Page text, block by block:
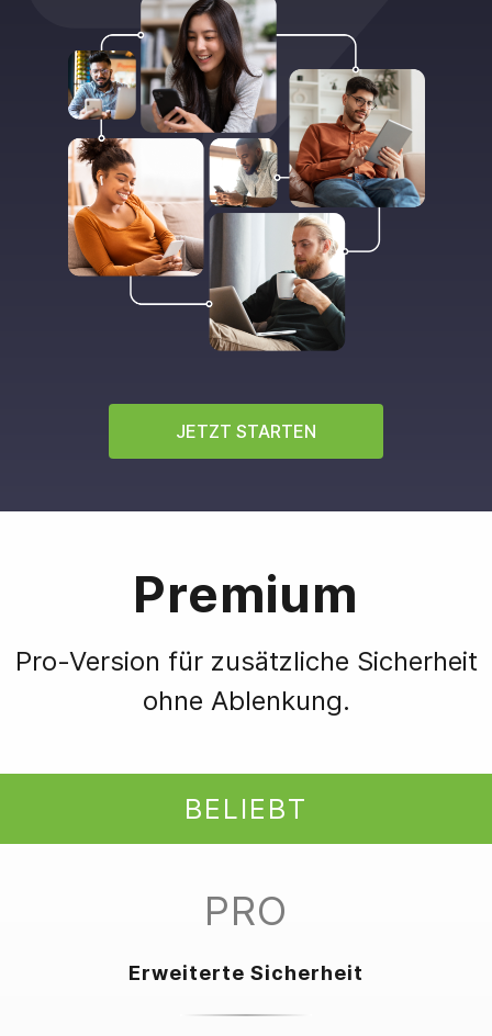
JETZT STARTEN
Premium
Pro-Version für zusätzliche Sicherheit
ohne Ablenkung.
BELIEBT
PRO
Erweiterte Sicherheit